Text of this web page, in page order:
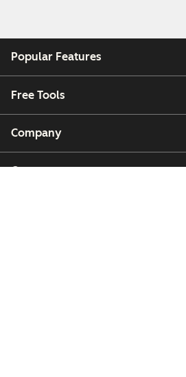
Popular Features
Free Tools
Company
Customers